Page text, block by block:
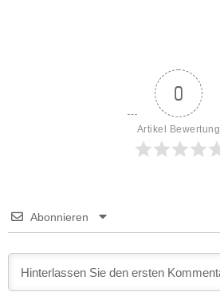
0
Artikel Bewertung
Abonnieren